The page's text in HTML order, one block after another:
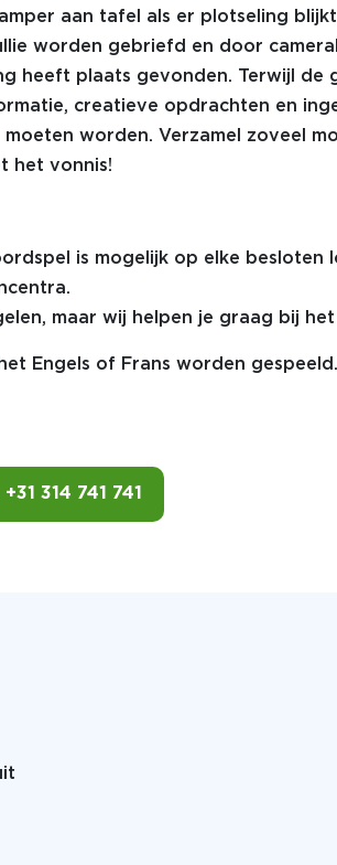
aan tafel als er plotseling
worden gebriefd en door
heeft plaats gevonden. Terwijl de
creatieve opdrachten en
worden. Verzamel zoveel
het vonnis!
is mogelijk op elke
maar wij helpen je graag bij
Engels of Frans worden gespeeld.
314 741 741